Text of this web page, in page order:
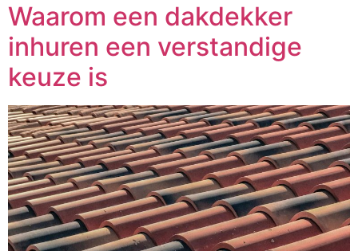
Waarom een dakdekker
inhuren een verstandige
keuze is